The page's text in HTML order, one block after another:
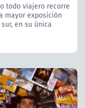
todo viajero recorre
mayor exposición
en su única